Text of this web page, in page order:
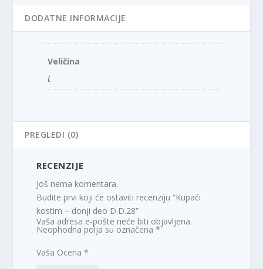
DODATNE INFORMACIJE
Veličina
L
PREGLEDI (0)
RECENZIJE
Još nema komentara.
Budite prvi koji će ostaviti recenziju “Kupaći
kostim – donji deo D.D.28”
Vaša adresa e-pošte neće biti objavljena.
Neophodna polja su označena*
Vaša Ocena*